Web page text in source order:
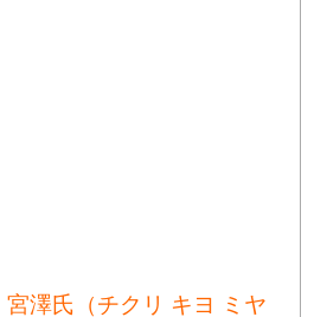
宮澤氏（チクリ キヨ ミヤ